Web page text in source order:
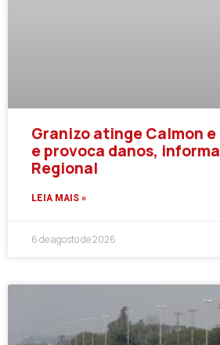
Granizo atinge Calmon
e provoca danos,
Regional
LEIA MAIS »
6 de agosto de 2026